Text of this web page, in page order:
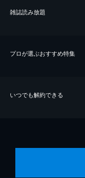
雑誌読み放題
プロが選ぶおすすめ特集
いつでも解約できる